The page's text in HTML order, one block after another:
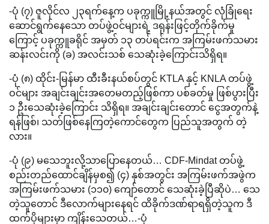
-ပုံ (၇) ဇူလိုင်လ ၂၃ရက်နေ့က ပခုက္ကူမြို့နယ်အတွင် လုံခြုံရေး
ဆောင်ရွက်နေသော တပ်ဖွဲ့ဝင်များရဲ့ ဒရုန်းဖြင့်တိုက်ခိုက်မှု
ကြောင့် ပခုက္ကူခရိုင် အမှတ် ၁၃ တပ်ရင်းက အကြမ်းဖက်သမား
ဆန်းလင်းကို (ခ) အလင်းသစ် သေဆုံးခဲ့ကြောင်းသိရှိရ။
-ပုံ (၈) ထိုင်း-မြန်မာ ထီးခီးနယ်စပ်တွင် KTLA နှင့် KNLA တပ်ဖွဲ့
ဝင်များ အချင်းချင်းအတေမတည့်ဖြစ်ကာ ပစ်ခတ်မှု ဖြစ်ပွားပြီး
၁ ဦးသေဆုံးခဲ့ကြောင်း သိရှိရ။ အချင်းချင်းတောင် ငွေအတွက်နဲ့
ရန်ဖြစ်၊ သတ်ဖြစ်နေကြတဲ့ကောင်တွေက ပြည်သူအတွက် တဲ့
လား။
-ပုံ (၉) မသေဘူးလို့သာပြောနေတယ်… CDF-Mindat တပ်ဖွဲ့
စည်းတည်ထောင်ချိန်မှစ၍ (၄) နှစ်အတွင်း အကြမ်းဖက်အဖွဲက
အကြမ်းဖက်သမား (၁၁၀) ကျော်တောင် သေဆုံးခဲ့ပြီဆိုပဲ… သေ
တဲ့သူတောင် ဒီလောက်များနေရင် ထိခိုက်ဒဏ်ရာရရှိတဲ့သူက ဒီ
ထက်ပိုများမှာ ကျိန်းသေတယ်…-ပုံ